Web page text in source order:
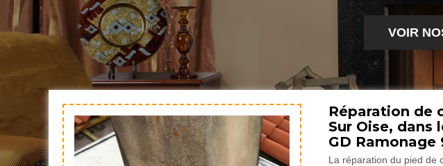
VOIR
Réparation de
Sur Oise, dans
GD Ramonage
La réparation du pied de